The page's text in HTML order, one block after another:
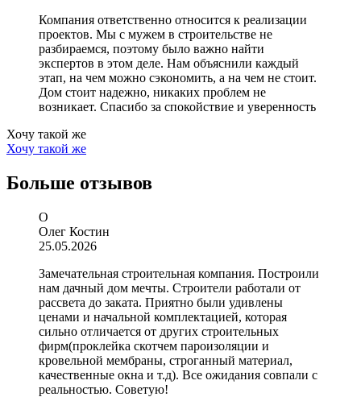
Компания ответственно относится к реализации
проектов. Мы с мужем в строительстве не
разбираемся, поэтому было важно найти
экспертов в этом деле. Нам объяснили каждый
этап, на чем можно сэкономить, а на чем не стоит.
Дом стоит надежно, никаких проблем не
возникает. Спасибо за спокойствие и уверенность
Хочу такой же
Хочу такой же
Больше отзывов
О
Олег Костин
25.05.2026
Замечательная строительная компания. Построили
нам дачный дом мечты. Строители работали от
рассвета до заката. Приятно были удивлены
ценами и начальной комплектацией, которая
сильно отличается от других строительных
фирм(проклейка скотчем пароизоляции и
кровельной мембраны, строганный материал,
качественные окна и т.д). Все ожидания совпали с
реальностью. Советую!